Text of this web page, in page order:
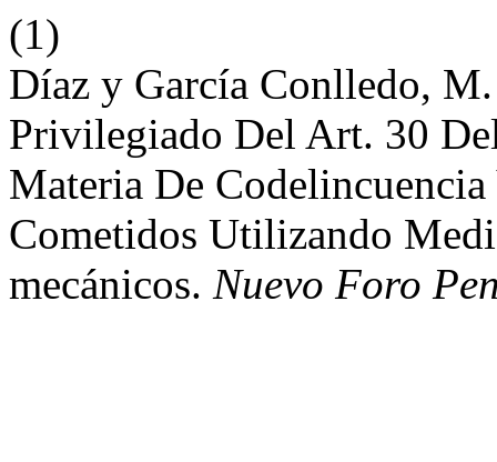
(1)
Díaz y García Conlledo,
Privilegiado Del Art. 30
Materia De
Cometidos Utilizando
mecánicos. Nuevo Foro